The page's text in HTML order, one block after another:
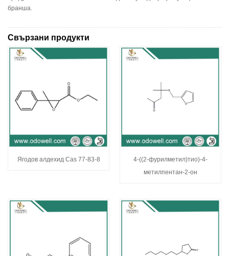
бранша.
Свързани продукти
Ягодов алдехид Cas 77-83-8
4-((2-фурилметил)тио)-4-
метилпентан-2-он